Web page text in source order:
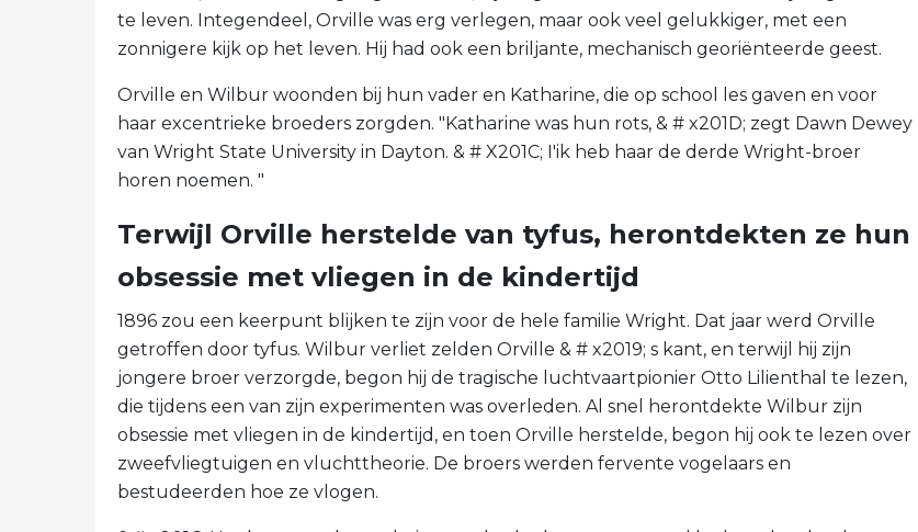
te leven. Integendeel, Orville was erg verlegen, maar ook veel gelukkiger, met een
zonnigere kijk op het leven. Hij had ook een briljante, mechanisch georiënteerde geest.
Orville en Wilbur woonden bij hun vader en Katharine, die op school les gaven en voor
haar excentrieke broeders zorgden. "Katharine was hun rots, & # x201D; zegt Dawn Dewey
van Wright State University in Dayton. & # X201C; I'ik heb haar de derde Wright-broer
horen noemen. "
Terwijl Orville herstelde van tyfus, herontdekten ze hun
obsessie met vliegen in de kindertijd
1896 zou een keerpunt blijken te zijn voor de hele familie Wright. Dat jaar werd Orville
getroffen door tyfus. Wilbur verliet zelden Orville & # x2019; s kant, en terwijl hij zijn
jongere broer verzorgde, begon hij de tragische luchtvaartpionier Otto Lilienthal te lezen,
die tijdens een van zijn experimenten was overleden. Al snel herontdekte Wilbur zijn
obsessie met vliegen in de kindertijd, en toen Orville herstelde, begon hij ook te lezen over
zweefvliegtuigen en vluchttheorie. De broers werden fervente vogelaars en
bestudeerden hoe ze vlogen.